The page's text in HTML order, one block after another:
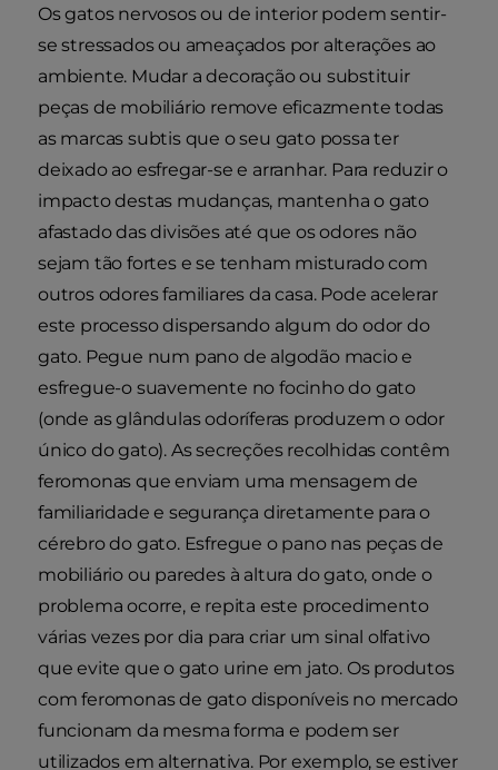
Os gatos nervosos ou de interior podem sentir-
se stressados ou ameaçados por alterações ao
ambiente. Mudar a decoração ou substituir
peças de mobiliário remove eficazmente todas
as marcas subtis que o seu gato possa ter
deixado ao esfregar-se e arranhar. Para reduzir o
impacto destas mudanças, mantenha o gato
afastado das divisões até que os odores não
sejam tão fortes e se tenham misturado com
outros odores familiares da casa. Pode acelerar
este processo dispersando algum do odor do
gato. Pegue num pano de algodão macio e
esfregue-o suavemente no focinho do gato
(onde as glândulas odoríferas produzem o odor
único do gato). As secreções recolhidas contêm
feromonas que enviam uma mensagem de
familiaridade e segurança diretamente para o
cérebro do gato. Esfregue o pano nas peças de
mobiliário ou paredes à altura do gato, onde o
problema ocorre, e repita este procedimento
várias vezes por dia para criar um sinal olfativo
que evite que o gato urine em jato. Os produtos
com feromonas de gato disponíveis no mercado
funcionam da mesma forma e podem ser
utilizados em alternativa. Por exemplo, se estiver